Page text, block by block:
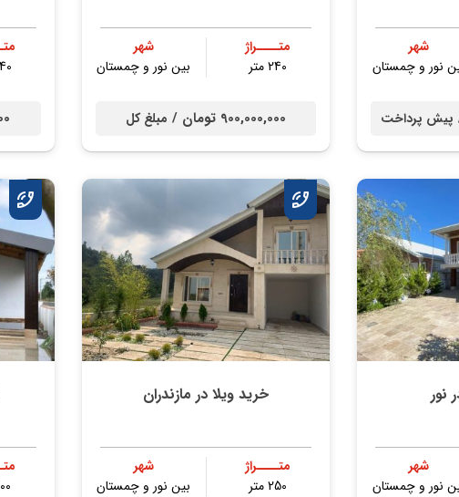
شهر
نور و چمستان
پیش پرداخت
متــــراژ
240 متر
شهر
بین نور و چمستان
900,000,000 تومان / مبلغ کل
نور
شهر
نور و چمستان
خرید ویلا در مازندران
متــــراژ
250 متر
شهر
بین نور و چمستان